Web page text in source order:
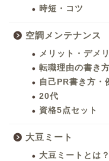
時短・コツ
空調メンテナンス
メリット・デメ
転職理由の書き
自己PR書き方・
20代
資格5点セット
大豆ミート
大豆ミートとは？